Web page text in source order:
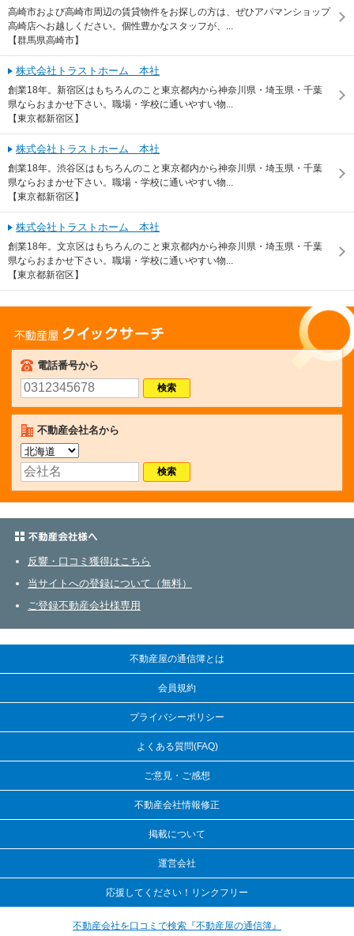
高崎市および高崎市周辺の賃貸物件をお探しの方は、ぜひアパマンショップ
高崎店へお越しください。個性豊かなスタッフが、...
【群馬県高崎市】
株式会社トラストホーム 本社
創業18年。新宿区はもちろんのこと東京都内から神奈川県・埼玉県・千葉
県ならおまかせ下さい。職場・学校に通いやすい物...
【東京都新宿区】
株式会社トラストホーム 本社
創業18年。渋谷区はもちろんのこと東京都内から神奈川県・埼玉県・千葉
県ならおまかせ下さい。職場・学校に通いやすい物...
【東京都新宿区】
株式会社トラストホーム 本社
創業18年。文京区はもちろんのこと東京都内から神奈川県・埼玉県・千葉
県ならおまかせ下さい。職場・学校に通いやすい物...
【東京都新宿区】
不動産屋クイックサーチ
電話番号から
不動産会社名から
反響・口コミ獲得はこちら
当サイトへの登録について（無料）
ご登録不動産会社様専用
不動産屋の通信簿とは
会員規約
プライバシーポリシー
よくある質問(FAQ)
ご意見・ご感想
不動産会社情報修正
掲載について
運営会社
応援してください！リンクフリー
不動産会社を口コミで検索『不動産屋の通信簿』